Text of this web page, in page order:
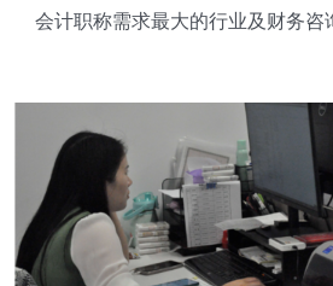
会计职称需求最大的行业及财务咨